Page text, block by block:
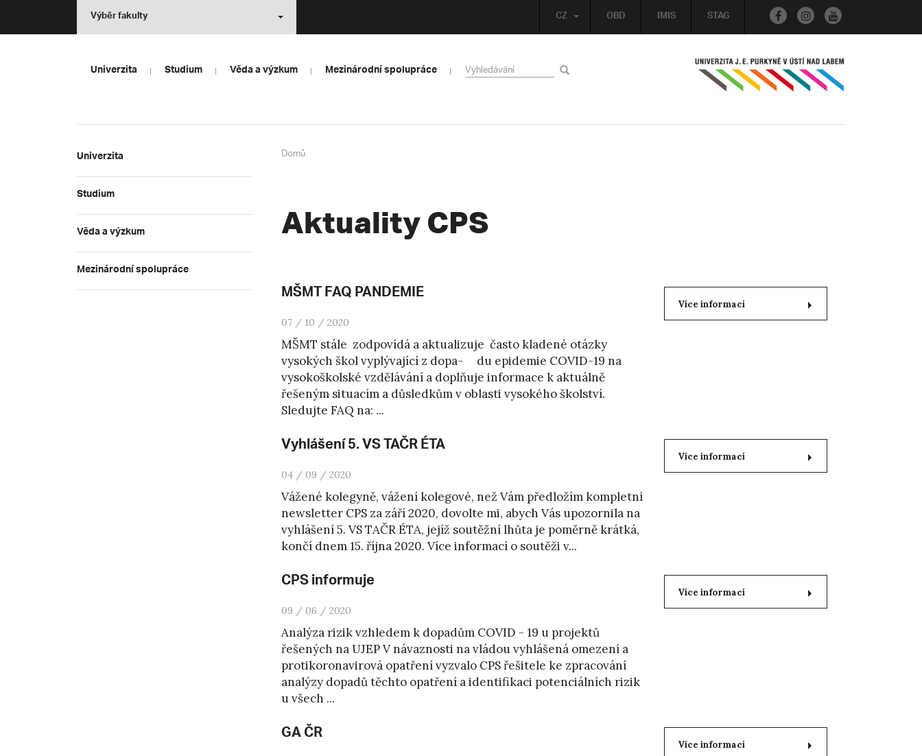
OBD IMIS STAG
CZ
Výběr fakulty
Univerzita Studium Věda a výzkum Mezinárodní spolupráce
Univerzita
Studium
Věda a výzkum
Mezinárodní spolupráce
Domů
Aktuality CPS
MŠMT FAQ PANDEMIE
07 / 10 / 2020
MŠMT stále zodpovídá a aktualizuje často kladené otázky
vysokých škol vyplývající z dopa- du epidemie COVID-19 na
vysokoškolské vzdělávání a doplňuje informace k aktuálně
řešeným situacím a důsledkům v oblasti vysokého školství.
Sledujte FAQ na: ...
Více informací
Vyhlášení 5. VS TAČR ÉTA
04 / 09 / 2020
Vážené kolegyně, vážení kolegové, než Vám předložím kompletní
newsletter CPS za září 2020, dovolte mi, abych Vás upozornila na
vyhlášení 5. VS TAČR ÉTA, jejíž soutěžní lhůta je poměrně krátká,
končí dnem 15. října 2020. Více informací o soutěži v...
Více informací
CPS informuje
09 / 06 / 2020
Analýza rizik vzhledem k dopadům COVID - 19 u projektů
řešených na UJEP V návaznosti na vládou vyhlášená omezení a
protikoronavirová opatření vyzvalo CPS řešitele ke zpracování
analýzy dopadů těchto opatření a identifikaci potenciálních rizik
u všech ...
Více informací
GA ČR Více informací